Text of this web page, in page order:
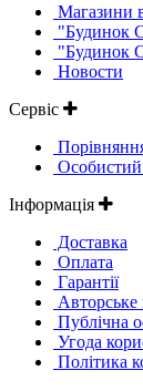
Магазини
"Будинок
"Будинок
Новости
Сервіс
Особистий
Інформація
Доставка
Оплата
Гарантії
Авторське
Публічна
Угода
Політика